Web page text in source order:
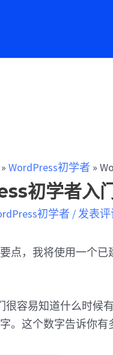
»WordPress初学者 »
初学者入
初学者 /发表
点，我将使用一个
很容易知道什么时候
。这个数字告诉你